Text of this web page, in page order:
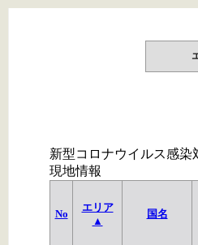
新型コロナウイルス感染
現地情報
No
エリア
▲
国名